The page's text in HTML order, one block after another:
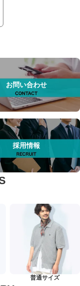
お問い合わせ
採用情報
普通サイズ